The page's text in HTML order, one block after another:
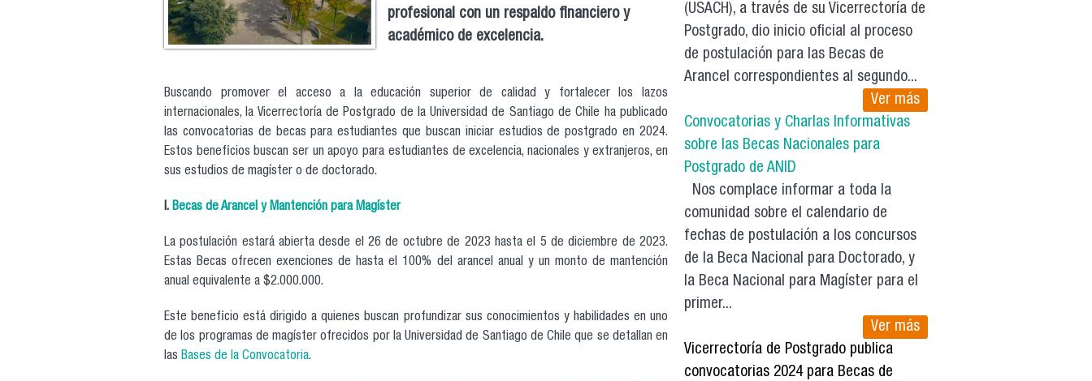
profesional con un respaldo financiero y
académico de excelencia.
Buscando promover el acceso a la educación superior de calidad y fortalecer los lazos
internacionales, la Vicerrectoría de Postgrado de la Universidad de Santiago de Chile ha publicado
las convocatorias de becas para estudiantes que buscan iniciar estudios de postgrado en 2024.
Estos beneficios buscan ser un apoyo para estudiantes de excelencia, nacionales y extranjeros, en
sus estudios de magíster o de doctorado.
I. Becas de Arancel y Mantención para Magíster
La postulación estará abierta desde el 26 de octubre de 2023 hasta el 5 de diciembre de 2023.
Estas Becas ofrecen exenciones de hasta el 100% del arancel anual y un monto de mantención
anual equivalente a $2.000.000.
Este beneficio está dirigido a quienes buscan profundizar sus conocimientos y habilidades en uno
de los programas de magíster ofrecidos por la Universidad de Santiago de Chile que se detallan en
las Bases de la Convocatoria.
(USACH), a través de su Vicerrectoría de
Postgrado, dio inicio oficial al proceso
de postulación para las Becas de
Arancel correspondientes al segundo...
Ver más
Convocatorias y Charlas Informativas
sobre las Becas Nacionales para
Postgrado de ANID
Nos complace informar a toda la
comunidad sobre el calendario de
fechas de postulación a los concursos
de la Beca Nacional para Doctorado, y
la Beca Nacional para Magíster para el
primer...
Ver más
Vicerrectoría de Postgrado publica
convocatorias 2024 para Becas de